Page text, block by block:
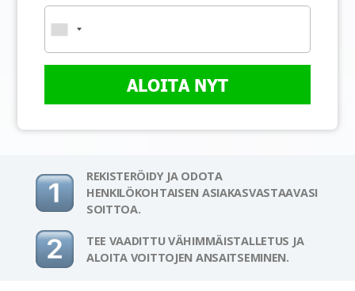
ALOITA NYT
REKISTERÖIDY JA ODOTA
HENKILÖKOHTAISEN ASIAKASVASTAAVASI
SOITTOA.
TEE VAADITTU VÄHIMMÄISTALLETUS JA
ALOITA VOITTOJEN ANSAITSEMINEN.